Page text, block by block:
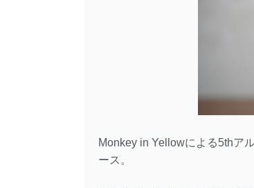
Monkey in Yellowによる5thア
ース。